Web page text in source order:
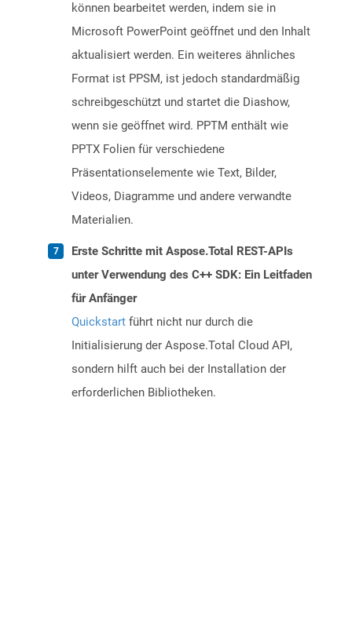
können bearbeitet werden, indem sie in
Microsoft PowerPoint geöffnet und den Inhalt
aktualisiert werden. Ein weiteres ähnliches
Format ist PPSM, ist jedoch standardmäßig
schreibgeschützt und startet die Diashow,
wenn sie geöffnet wird. PPTM enthält wie
PPTX Folien für verschiedene
Präsentationselemente wie Text, Bilder,
Videos, Diagramme und andere verwandte
Materialien.
Erste Schritte mit Aspose.Total REST-APIs
unter Verwendung des C++ SDK: Ein Leitfaden
für Anfänger
Quickstart führt nicht nur durch die
Initialisierung der Aspose.Total Cloud API,
sondern hilft auch bei der Installation der
erforderlichen Bibliotheken.